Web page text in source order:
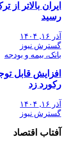
ایران بالاتر
رسید
آذر ۱۶, ۱۴۰۴
گسترش نیوز
بانک، بیمه و بودجه
رکورد زد
آذر ۱۶, ۱۴۰۴
گسترش نیوز
آفتاب اقتصاد